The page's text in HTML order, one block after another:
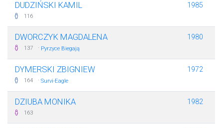
DUDZIŃSKI KAMIL
116
1985
DWORCZYK MAGDALENA
137 · Pyrzyce Biegają
1980
DYMERSKI ZBIGNIEW
164 · Survi-Eagle
1972
DZIUBA MONIKA
163
1982